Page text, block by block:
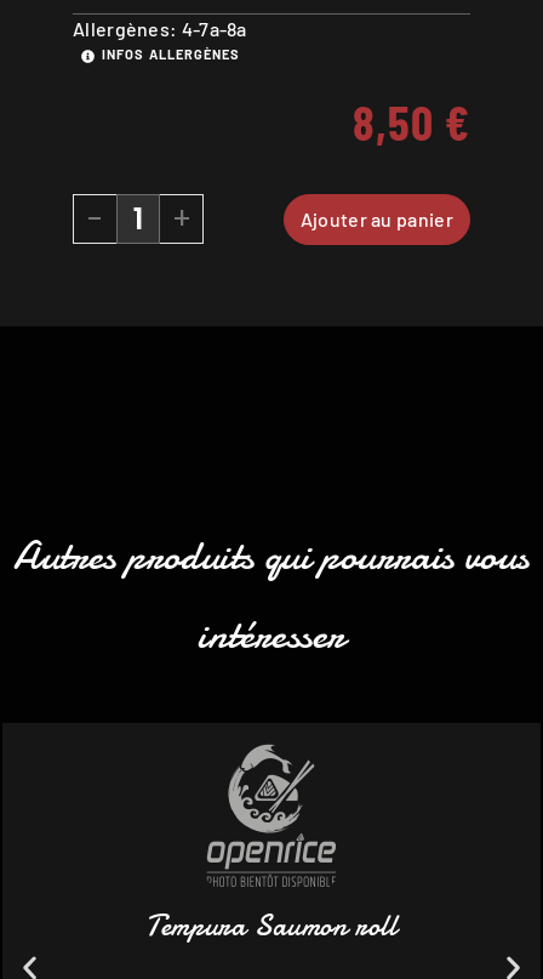
Allergènes: 4-7a-8a
INFOS ALLERGÈNES
8,50 €
- + Ajouter au panier
Autres produits qui pourrais vous
intéresser
Tempura Saumon roll